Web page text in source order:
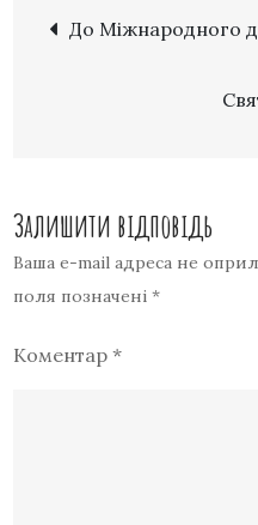
До Міжнародного
Залишити відповідь
Ваша e-mail адреса не
поля позначені*
Коментар*